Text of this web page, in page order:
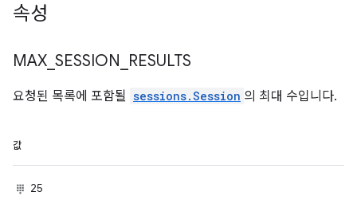
속성
MAX SESSION RESULTS
요청된 목록에 포함될 sessions.Session 의 최대 수입니다.
값
25